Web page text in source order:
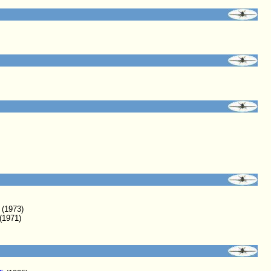
(1973)
(1971)